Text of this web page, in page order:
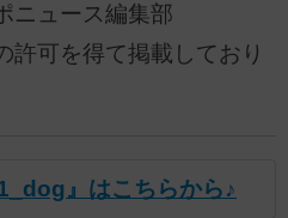
ニュース編集部
可を得て掲載しており
』はこちらから♪